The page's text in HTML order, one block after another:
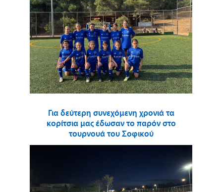
Για δεύτερη συνεχόμενη χρονιά τα
κορίτσια μας έδωσαν το παρόν στο
τουρνουά του Σοφικού